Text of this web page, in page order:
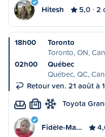
Hitesh 5,0 2
18h00
Toronto
Toronto, ON,
02h00
Québec
Québec, QC,
Retour ven. 21 août à
M Toyota
Fidèle-Ma…